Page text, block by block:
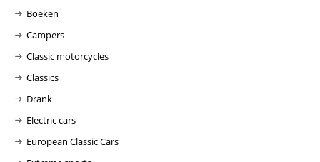
Boeken
Campers
Classic motorcycles
Classics
Drank
Electric cars
European Classic Cars